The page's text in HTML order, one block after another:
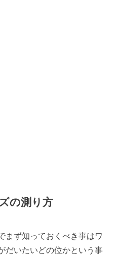
の測り方
まず知っておくべき事はワ
だいたいどの位かという事